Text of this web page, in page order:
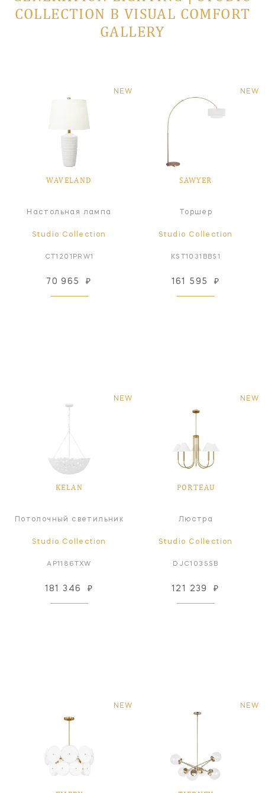
COLLECTION В VISUAL COMFORT
GALLERY
NEW
WAVELAND
Настольная лампа
Studio Collection
CT1201PRW1
70 965 ₽
NEW
SAWYER
Торшер
Studio Collection
KST1031BBS1
161 595 ₽
NEW
KELAN
Потолочный светильник
Studio Collection
AP1186TXW
181 346 ₽
NEW
PORTEAU
Люстра
Studio Collection
DJC1035SB
121 239 ₽
NEW NEW